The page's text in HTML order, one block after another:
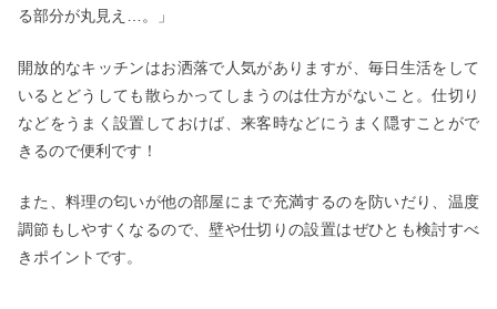
る部分が丸見え…。」
開放的なキッチンはお洒落で人気がありますが、毎日生活をして
いるとどうしても散らかってしまうのは仕方がないこと。仕切り
などをうまく設置しておけば、来客時などにうまく隠すことがで
きるので便利です！
また、料理の匂いが他の部屋にまで充満するのを防いだり、温度
調節もしやすくなるので、壁や仕切りの設置はぜひとも検討すべ
きポイントです。